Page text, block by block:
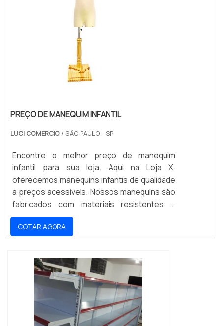
PREÇO DE MANEQUIM INFANTIL
LUCI COMERCIO / SÃO PAULO - SP
Encontre o melhor preço de manequim
infantil para sua loja. Aqui na Loja X,
oferecemos manequins infantis de qualidade
a preços acessíveis. Nossos manequins são
fabricados com materiais resistentes e
duráveis, para que sua loja possa contar com
peças de qualidade por muito tempo. Não
perca a oportunidade de adquirir manequins
melhor para seus clientes. Aproveite nossas
ofertas e compre agora mesmo!
COTAR AGORA